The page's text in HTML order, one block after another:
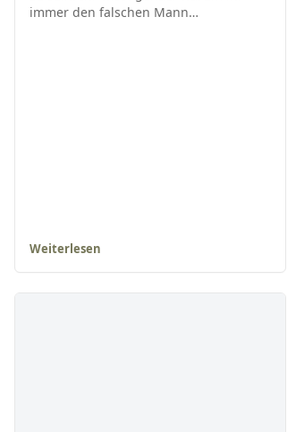
immer den falschen Mann…
Weiterlesen